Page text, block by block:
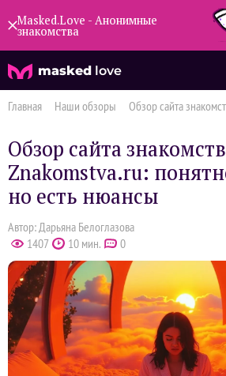
Masked.Love - Анонимные
знакомства
masked love
Главная Наши обзоры
Обзор сайта
Обзор сайта знакомств
Znakomstva.ru:
но есть нюансы
Автор: Дарьяна Белоглазова
1407
10 мин. 0